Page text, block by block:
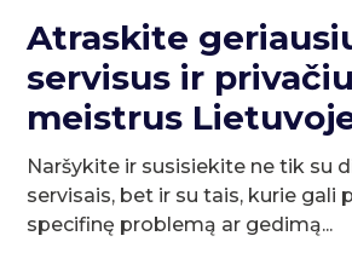
Atraskite
servisus ir
meistrus
Naršykite ir susisiekite ne tik su
servisais, bet ir su tais, kurie gali
specifinę problemą ar gedimą...